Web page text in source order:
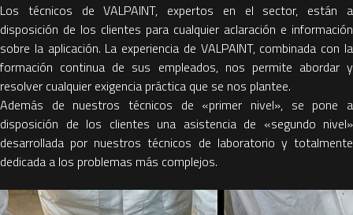
Los técnicos de VALPAINT, expertos en el sector, están a
disposición de los clientes para cualquier aclaración e información
sobre la aplicación. La experiencia de VALPAINT, combinada con la
formación continua de sus empleados, nos permite abordar y
resolver cualquier exigencia práctica que se nos plantee.
Además de nuestros técnicos de «primer nivel», se pone a
disposición de los clientes una asistencia de «segundo nivel»
desarrollada por nuestros técnicos de laboratorio y totalmente
dedicada a los problemas más complejos.